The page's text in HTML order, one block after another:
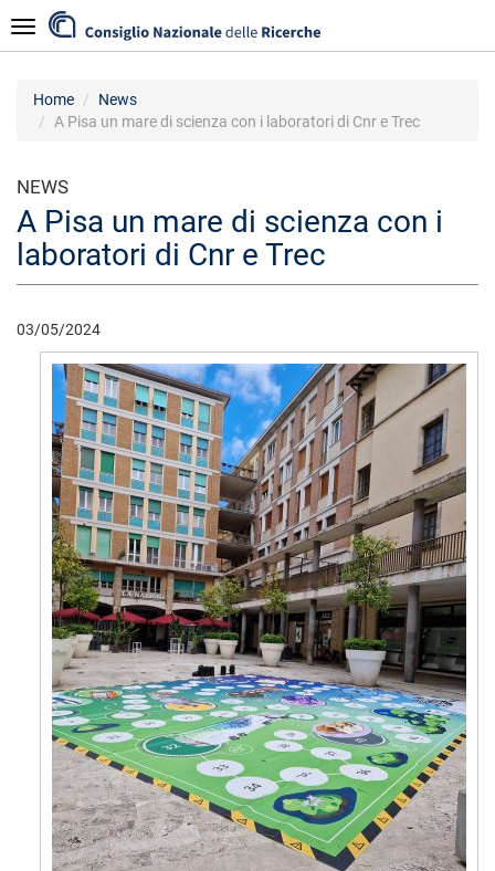
to
main
Navigazione
Home
News
A Pisa un mare di scienza con i laboratori di Cnr e Trec
NEWS
A Pisa un mare di scienza con i
laboratori di Cnr e Trec
03/05/2024